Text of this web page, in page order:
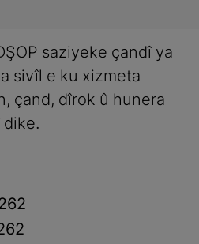
saziyeke çandî ya
sivîl e ku xizmeta
çand, dîrok û hunera
dike.